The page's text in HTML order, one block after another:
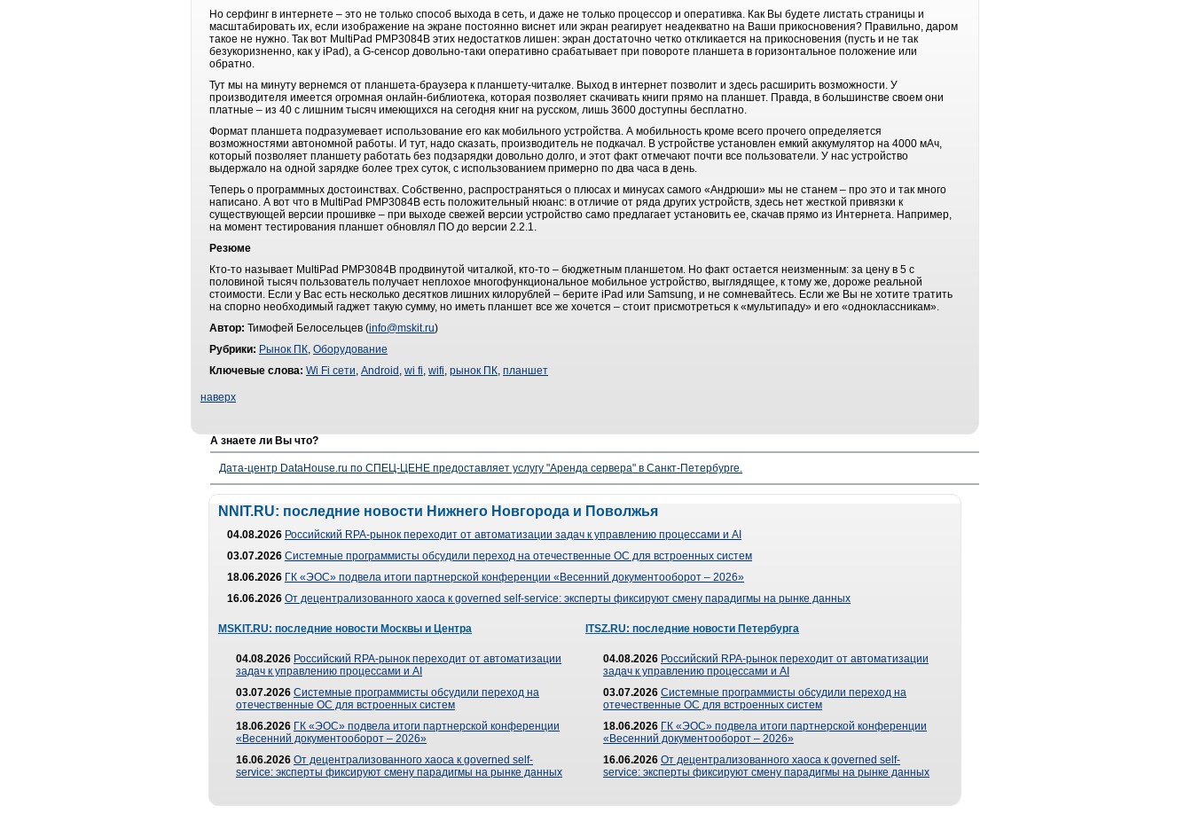
Но серфинг в интернете – это не только способ выхода в сеть, и даже не только процессор и оперативка. Как Вы будете листать страницы и
масштабировать их, если изображение на экране постоянно виснет или экран реагирует неадекватно на Ваши прикосновения? Правильно, даром
такое не нужно. Так вот MultiPad PMP3084B этих недостатков лишен: экран достаточно четко откликается на прикосновения (пусть и не так
безукоризненно, как у iPad), а G-сенсор довольно-таки оперативно срабатывает при повороте планшета в горизонтальное положение или
обратно.
Тут мы на минуту вернемся от планшета-браузера к планшету-читалке. Выход в интернет позволит и здесь расширить возможности. У
производителя имеется огромная онлайн-библиотека, которая позволяет скачивать книги прямо на планшет. Правда, в большинстве своем они
платные – из 40 с лишним тысяч имеющихся на сегодня книг на русском, лишь 3600 доступны бесплатно.
Формат планшета подразумевает использование его как мобильного устройства. А мобильность кроме всего прочего определяется
возможностями автономной работы. И тут, надо сказать, производитель не подкачал. В устройстве установлен емкий аккумулятор на 4000 мАч,
который позволяет планшету работать без подзарядки довольно долго, и этот факт отмечают почти все пользователи. У нас устройство
выдержало на одной зарядке более трех суток, с использованием примерно по два часа в день.
Теперь о программных достоинствах. Собственно, распространяться о плюсах и минусах самого «Андрюши» мы не станем – про это и так много
написано. А вот что в MultiPad PMP3084B есть положительный нюанс: в отличие от ряда других устройств, здесь нет жесткой привязки к
существующей версии прошивке – при выходе свежей версии устройство само предлагает установить ее, скачав прямо из Интернета. Например,
на момент тестирования планшет обновлял ПО до версии 2.2.1.
Резюме
Кто-то называет MultiPad PMP3084B продвинутой читалкой, кто-то – бюджетным планшетом. Но факт остается неизменным: за цену в 5 с
половиной тысяч пользователь получает неплохое многофункциональное мобильное устройство, выглядящее, к тому же, дороже реальной
стоимости. Если у Вас есть несколько десятков лишних килорублей – берите iPad или Samsung, и не сомневайтесь. Если же Вы не хотите тратить
на спорно необходимый гаджет такую сумму, но иметь планшет все же хочется – стоит присмотреться к «мультипаду» и его «одноклассникам».
Автор: Тимофей Белосельцев (info@mskit.ru)
Рубрики: Рынок ПК Оборудование
Ключевые слова: Wi Fi сети Android wi fi wifi рынок ПК планшет
наверх
А знаете ли Вы что?
Дата-центр DataHouse.ru по СПЕЦ-ЦЕНЕ предоставляет услугу "Аренда сервера" в Санкт-Петербурге.
NNIT.RU: последние новости Нижнего Новгорода и Поволжья
04.08.2026 Российский RPA-рынок переходит от автоматизации задач к управлению процессами и AI
03.07.2026 Системные программисты обсудили переход на отечественные ОС для встроенных систем
18.06.2026 ГК «ЭОС» подвела итоги партнерской конференции «Весенний документооборот – 2026»
16.06.2026 От децентрализованного хаоса к governed self-service: эксперты фиксируют смену парадигмы на рынке данных
MSKIT.RU: последние новости Москвы и Центра
04.08.2026 Российский RPA-рынок переходит от автоматизации
задач к управлению процессами и AI
03.07.2026 Системные программисты обсудили переход на
отечественные ОС для встроенных систем
18.06.2026 ГК «ЭОС» подвела итоги партнерской конференции
«Весенний документооборот – 2026»
16.06.2026 От децентрализованного хаоса к governed self-
service: эксперты фиксируют смену парадигмы на рынке данных
ITSZ.RU: последние новости Петербурга
04.08.2026 Российский RPA-рынок переходит от автоматизации
задач к управлению процессами и AI
03.07.2026 Системные программисты обсудили переход на
отечественные ОС для встроенных систем
18.06.2026 ГК «ЭОС» подвела итоги партнерской конференции
«Весенний документооборот – 2026»
16.06.2026 От децентрализованного хаоса к governed self-
service: эксперты фиксируют смену парадигмы на рынке данных